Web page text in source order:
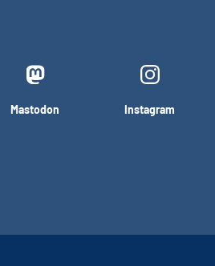
Mastodon Instagram